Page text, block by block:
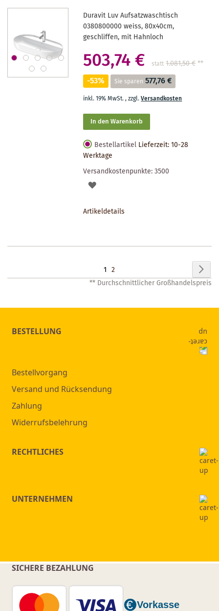
Duravit Luv Aufsatzwaschtisch
0380800000 weiss, 80x40cm,
geschliffen, mit Hahnloch
503,74 € statt 1.081,50 €**
-53% Sie sparen 577,76 €
inkl. 19% MwSt.,zzgl.Versandkosten
In den Warenkorb
Bestellartikel Lieferzeit: 10-28
Werktage
Versandkostenpunkte:3500
AUF
Artikeldetails
Seite
Sie
lesen
1 Seite
2
** Durchschnittlicher Großhandelspreis
BESTELLUNG
Bestellvorgang
Versand und Rücksendung
Zahlung
Widerrufsbelehrung
RECHTLICHES
UNTERNEHMEN
SICHERE BEZAHLUNG